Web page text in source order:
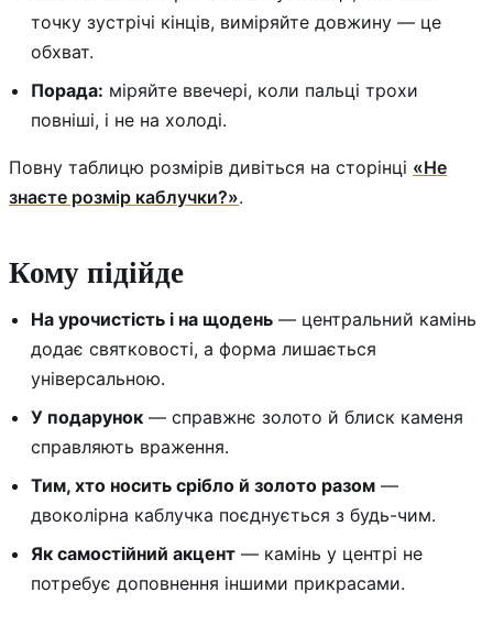
точку зустрічі кінців, виміряйте довжину — це
обхват.
Порада: міряйте ввечері, коли пальці трохи
повніші, і не на холоді.
Повну таблицю розмірів дивіться на сторінці «Не
знаєте розмір каблучки?».
Кому підійде
На урочистість і на щодень — центральний камінь
додає святковості, а форма лишається
універсальною.
У подарунок — справжнє золото й блиск каменя
справляють враження.
Тим, хто носить срібло й золото разом —
двоколірна каблучка поєднується з будь-чим.
Як самостійний акцент — камінь у центрі не
потребує доповнення іншими прикрасами.